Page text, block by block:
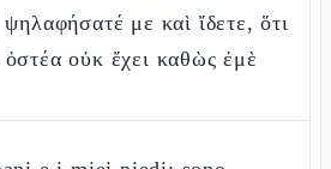
ψηλαφήσατέ με καὶ ἴδετε, ὅτι
οὐκ ἔχει καθὼς ἐμὲ